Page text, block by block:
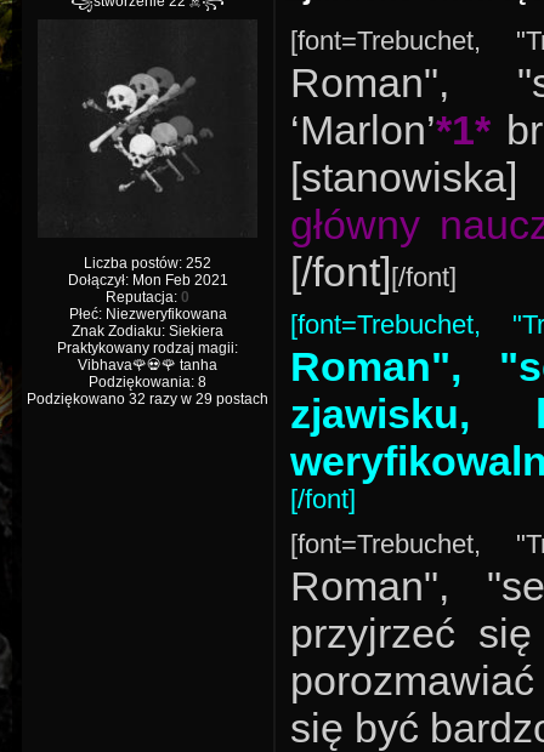
Liczba postów: 252
Dołączył: Mon Feb 2021
Reputacja: 0
Płeć: Niezweryfikowana
Znak Zodiaku: Siekiera
Praktykowany rodzaj magii:
Vibhava🌹💀🌹 tanha
Podziękowania: 8
Podziękowano 32 razy w 29 postach
[font=Trebuchet,
Roman",
‘Marlon’*1*
główny
[/font] [/font]
[font=Trebuchet,
Roman",
[/font]
[font=Trebuchet,
Roman",
przyjrzeć
się być